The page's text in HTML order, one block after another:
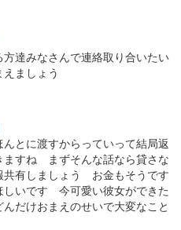
達みなさんで連絡取り合いたい
ましょう
とに渡すからっていって結局返
すね まずそんな話なら貸さな
有しましょう お金もそうです
しいです 今可愛い彼女ができた
だけおまえのせいで大変なこと